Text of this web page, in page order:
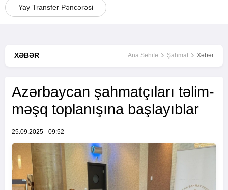
Yay Transfer Pəncərəsi
XƏBƏR Ana Səhifə Şahmat Xəbər
Azərbaycan şahmatçıları təlim-
məşq toplanışına başlayıblar
25.09.2025 - 09:52